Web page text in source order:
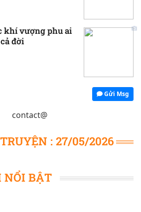
khí vượng phu ai
đời
Gửi Msg
contact@
: 27/05/2026
NỔI BẬT